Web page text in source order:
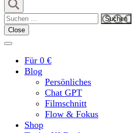
Suchen
nach:
Close
Für 0 €
Blog
Persönliches
Chat GPT
Filmschnitt
Flow & Fokus
Shop